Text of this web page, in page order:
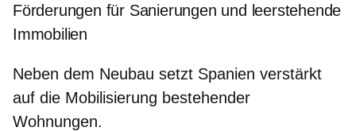
Förderungen für Sanierungen und leerstehende
Immobilien
Neben dem Neubau setzt Spanien verstärkt
auf die Mobilisierung bestehender
Wohnungen.